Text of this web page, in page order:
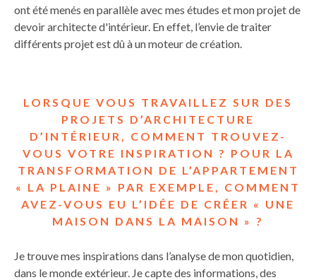
ont été menés en parallèle avec mes études et mon projet de
devoir architecte d'intérieur. En effet, l’envie de traiter
différents projet est dû à un moteur de création.
LORSQUE VOUS TRAVAILLEZ SUR DES
PROJETS D’ARCHITECTURE
D’INTÉRIEUR, COMMENT TROUVEZ-
VOUS VOTRE INSPIRATION ? POUR LA
TRANSFORMATION DE L’APPARTEMENT
« LA PLAINE » PAR EXEMPLE, COMMENT
AVEZ-VOUS EU L’IDÉE DE CRÉER « UNE
MAISON DANS LA MAISON » ?
Je trouve mes inspirations dans l’analyse de mon quotidien,
dans le monde extérieur. Je capte des informations, des